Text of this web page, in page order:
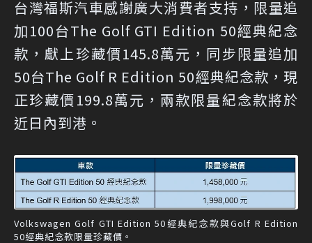
台灣福斯汽車感謝廣大消費者支持，限量追
加100台The Golf GTI Edition 50經典紀念
款，獻上珍藏價145.8萬元，同步限量追加
50台The Golf R Edition 50經典紀念款，現
正珍藏價199.8萬元，兩款限量紀念款將於
近日內到港。
Volkswagen Golf GTI Edition 50經典紀念款與Golf R Edition
50經典紀念款限量珍藏價。